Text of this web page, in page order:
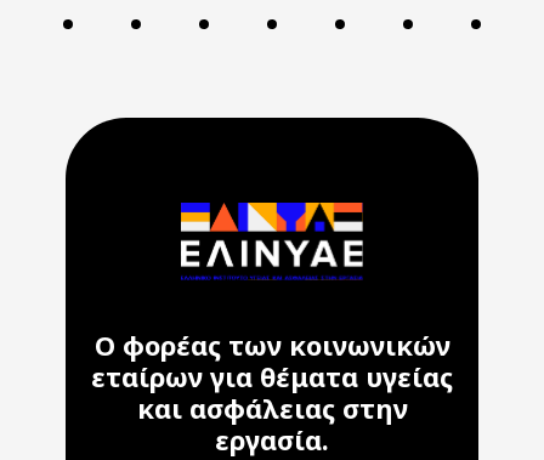
Ο φορέας των κοινωνικών
εταίρων για θέματα υγείας
και ασφάλειας στην
εργασία.